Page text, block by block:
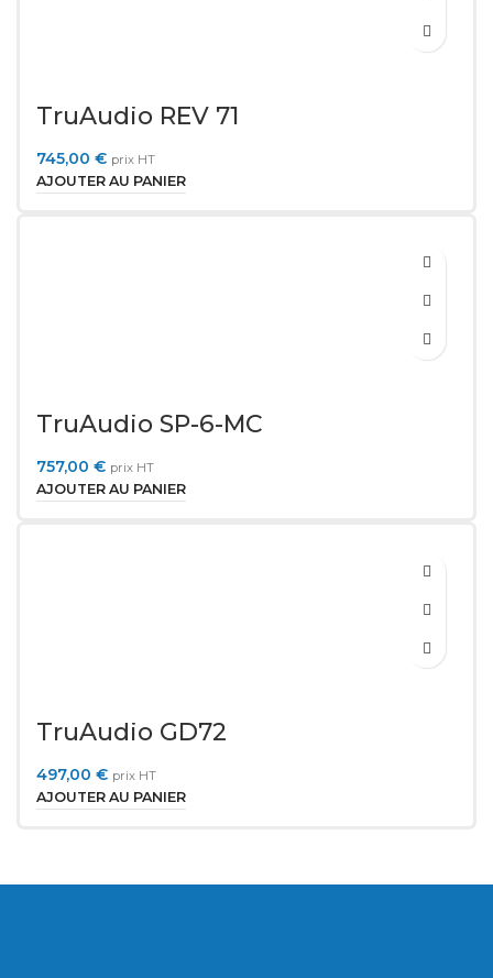
TruAudio REV 71
745,00 € prix HT
AJOUTER AU PANIER
TruAudio SP-6-MC
757,00 € prix HT
AJOUTER AU PANIER
TruAudio GD72
497,00 € prix HT
AJOUTER AU PANIER